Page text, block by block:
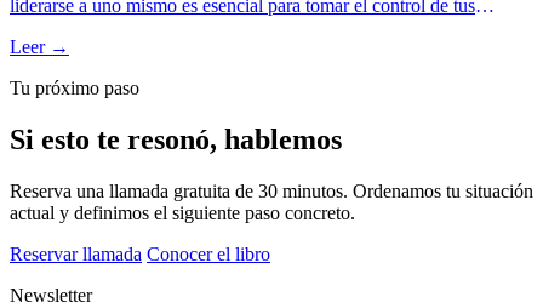
liderarse a uno mismo es esencial para tomar el control de tus
cómo herramientas como la Programación Neurolingüística (PNL),
liderazgo consciente y efectivo. Si estás listo para dejar de ser
este es el primer paso.
Leer →
Tu próximo paso
Si esto te resonó, hablemos
Reserva una llamada gratuita de 30 minutos. Ordenamos tu situación
actual y definimos el siguiente paso concreto.
Reservar llamada Conocer el libro
Newsletter